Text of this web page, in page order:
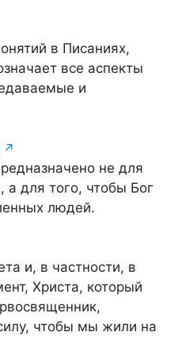
в Писаниях,
все аспекты
и
не для
а для того, чтобы Бог
людей.
и, в частности, в
Христа, который
чтобы мы жили на